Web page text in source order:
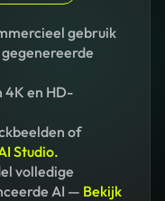
gebruik
4K en HD-
of
Studio.
volledige
AI — Bekijk